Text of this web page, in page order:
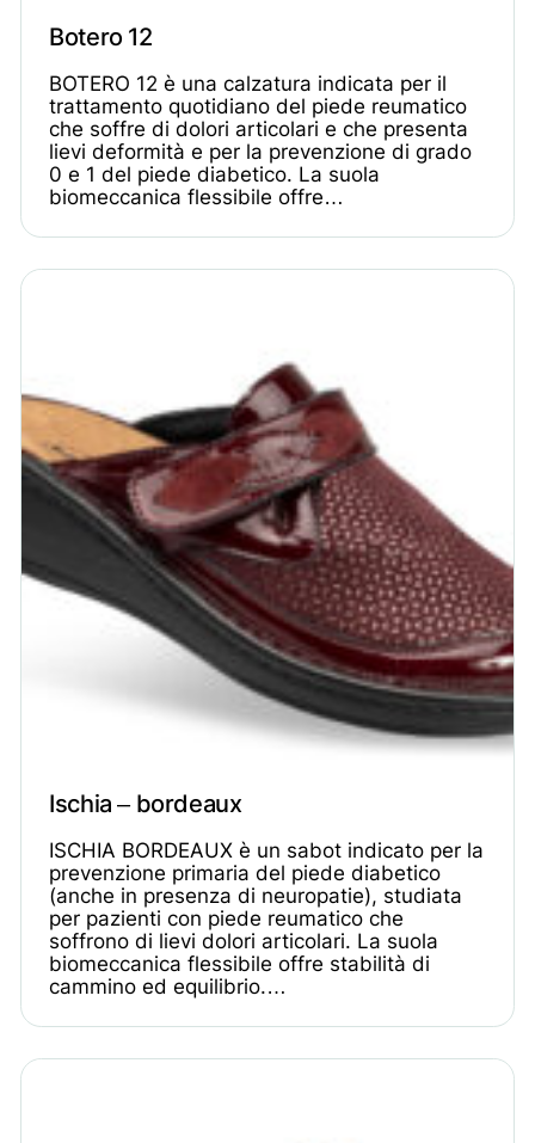
Botero 12
BOTERO 12 è una calzatura indicata per il
trattamento quotidiano del piede reumatico
che soffre di dolori articolari e che presenta
lievi deformità e per la prevenzione di grado
0 e 1 del piede diabetico. La suola
biomeccanica flessibile offre…
Ischia – bordeaux
ISCHIA BORDEAUX è un sabot indicato per la
prevenzione primaria del piede diabetico
(anche in presenza di neuropatie), studiata
per pazienti con piede reumatico che
soffrono di lievi dolori articolari. La suola
biomeccanica flessibile offre stabilità di
cammino ed equilibrio.…